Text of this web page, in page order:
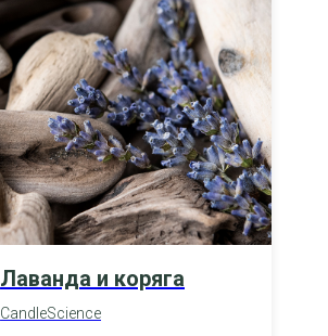
Лаванда и коряга
CandleScience